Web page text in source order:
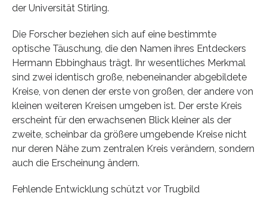
der Universität Stirling.
Die Forscher beziehen sich auf eine bestimmte
optische Täuschung, die den Namen ihres Entdeckers
Hermann Ebbinghaus trägt. Ihr wesentliches Merkmal
sind zwei identisch große, nebeneinander abgebildete
Kreise, von denen der erste von großen, der andere von
kleinen weiteren Kreisen umgeben ist. Der erste Kreis
erscheint für den erwachsenen Blick kleiner als der
zweite, scheinbar da größere umgebende Kreise nicht
nur deren Nähe zum zentralen Kreis verändern, sondern
auch die Erscheinung ändern.
Fehlende Entwicklung schützt vor Trugbild